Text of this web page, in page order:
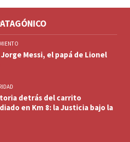
Messi, el papá de Lionel
detrás del carrito
en Km 8: la Justicia bajo la